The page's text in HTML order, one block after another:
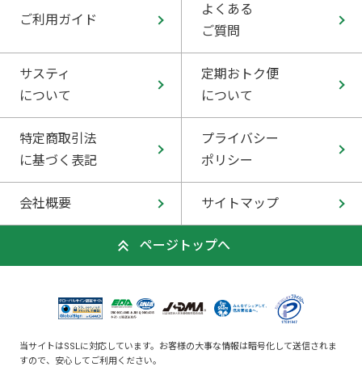
ご利用ガイド
よくある
ご質問
サスティ
について
定期おトク便
について
特定商取引法
に基づく表記
プライバシー
ポリシー
会社概要 サイトマップ
ページトップへ
当サイトはSSLに対応しています。お客様の大事な情報は暗号化して送信されま
すので、安心してご利用ください。